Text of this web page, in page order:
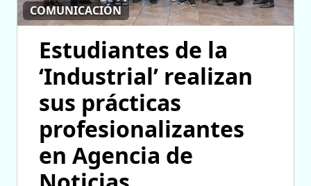
COMUNICACIÓN
Estudiantes de la
‘Industrial’ realizan
sus prácticas
profesionalizantes
en Agencia de